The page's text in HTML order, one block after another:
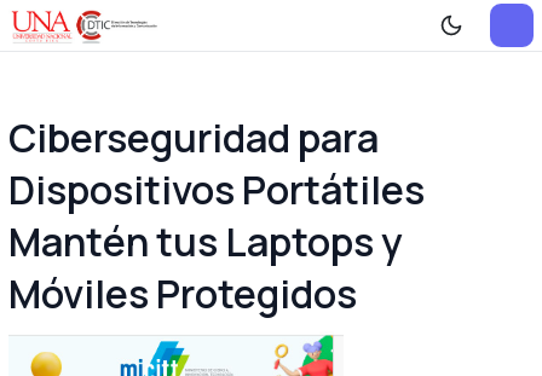
Ciberseguridad para
Dispositivos Portátiles
Mantén tus Laptops y
Móviles Protegidos